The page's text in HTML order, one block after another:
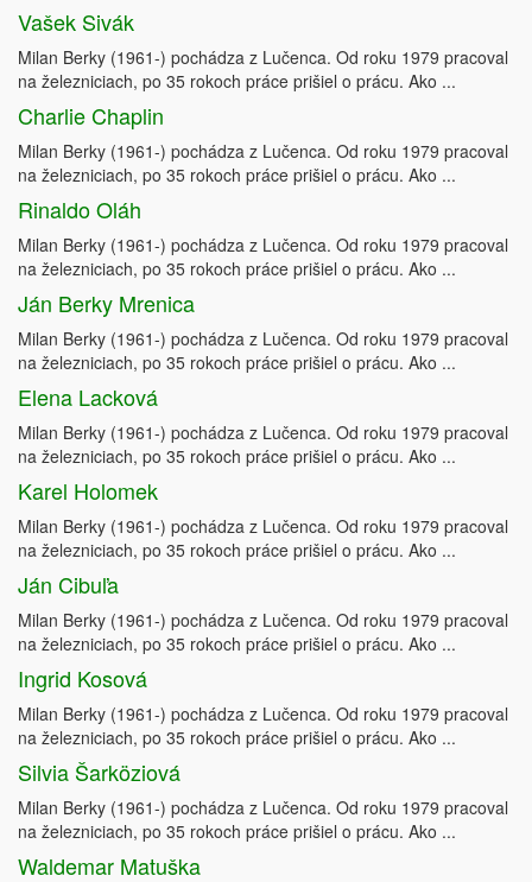
Vašek Sivák
Milan Berky (1961-) pochádza z Lučenca. Od roku 1979 pracoval
na železniciach, po 35 rokoch práce prišiel o prácu. Ako ...
Charlie Chaplin
Milan Berky (1961-) pochádza z Lučenca. Od roku 1979 pracoval
na železniciach, po 35 rokoch práce prišiel o prácu. Ako ...
Rinaldo Oláh
Milan Berky (1961-) pochádza z Lučenca. Od roku 1979 pracoval
na železniciach, po 35 rokoch práce prišiel o prácu. Ako ...
Ján Berky Mrenica
Milan Berky (1961-) pochádza z Lučenca. Od roku 1979 pracoval
na železniciach, po 35 rokoch práce prišiel o prácu. Ako ...
Elena Lacková
Milan Berky (1961-) pochádza z Lučenca. Od roku 1979 pracoval
na železniciach, po 35 rokoch práce prišiel o prácu. Ako ...
Karel Holomek
Milan Berky (1961-) pochádza z Lučenca. Od roku 1979 pracoval
na železniciach, po 35 rokoch práce prišiel o prácu. Ako ...
Ján Cibuľa
Milan Berky (1961-) pochádza z Lučenca. Od roku 1979 pracoval
na železniciach, po 35 rokoch práce prišiel o prácu. Ako ...
Ingrid Kosová
Milan Berky (1961-) pochádza z Lučenca. Od roku 1979 pracoval
na železniciach, po 35 rokoch práce prišiel o prácu. Ako ...
Silvia Šarköziová
Milan Berky (1961-) pochádza z Lučenca. Od roku 1979 pracoval
na železniciach, po 35 rokoch práce prišiel o prácu. Ako ...
Waldemar Matuška